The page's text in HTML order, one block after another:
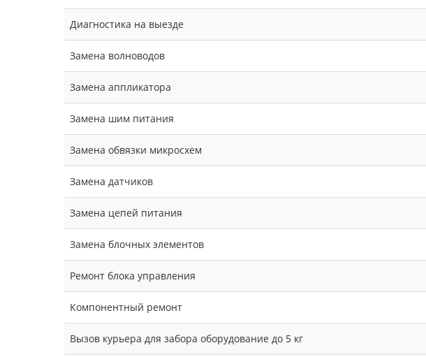
Диагностика на выезде
Замена волноводов
Замена аппликатора
Замена шим питания
Замена обвязки микросхем
Замена датчиков
Замена цепей питания
Замена блочных элементов
Ремонт блока управления
Компонентный ремонт
Вызов курьера для забора оборудование до 5 кг